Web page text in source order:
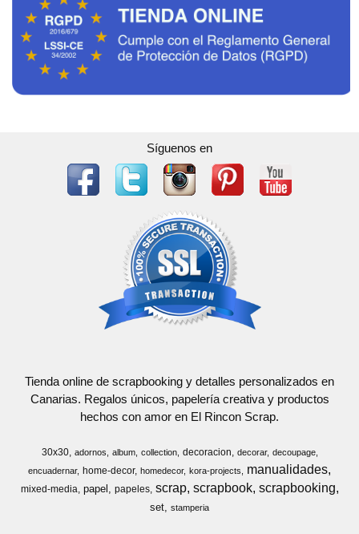
Síguenos en
Tienda online de scrapbooking y detalles personalizados en
Canarias. Regalos únicos, papelería creativa y productos
hechos con amor en El Rincon Scrap.
30x30 adornos album collection decoracion decorar
decoupage
encuadernar
home-decor homedecor kora-projects manualidades
mixed-media papel papeles scrap scrapbook scrapbooking
set stamperia